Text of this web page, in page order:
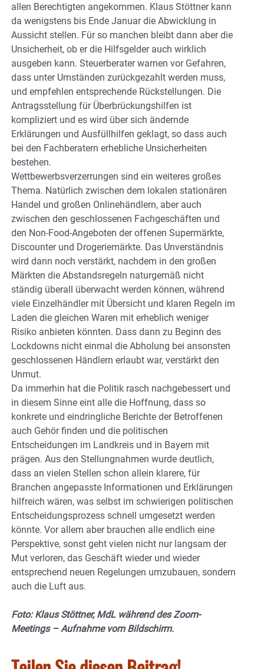
allen Berechtigten angekommen. Klaus Stöttner kann
da wenigstens bis Ende Januar die Abwicklung in
Aussicht stellen. Für so manchen bleibt dann aber die
Unsicherheit, ob er die Hilfsgelder auch wirklich
ausgeben kann. Steuerberater warnen vor Gefahren,
dass unter Umständen zurückgezahlt werden muss,
und empfehlen entsprechende Rückstellungen. Die
Antragsstellung für Überbrückungshilfen ist
kompliziert und es wird über sich ändernde
Erklärungen und Ausfüllhilfen geklagt, so dass auch
bei den Fachberatern erhebliche Unsicherheiten
bestehen.
Wettbewerbsverzerrungen sind ein weiteres großes
Thema. Natürlich zwischen dem lokalen stationären
Handel und großen Onlinehändlern, aber auch
zwischen den geschlossenen Fachgeschäften und
den Non-Food-Angeboten der offenen Supermärkte,
Discounter und Drogeriemärkte. Das Unverständnis
wird dann noch verstärkt, nachdem in den großen
Märkten die Abstandsregeln naturgemäß nicht
ständig überall überwacht werden können, während
viele Einzelhändler mit Übersicht und klaren Regeln im
Laden die gleichen Waren mit erheblich weniger
Risiko anbieten könnten. Dass dann zu Beginn des
Lockdowns nicht einmal die Abholung bei ansonsten
geschlossenen Händlern erlaubt war, verstärkt den
Unmut.
Da immerhin hat die Politik rasch nachgebessert und
in diesem Sinne eint alle die Hoffnung, dass so
konkrete und eindringliche Berichte der Betroffenen
auch Gehör finden und die politischen
Entscheidungen im Landkreis und in Bayern mit
prägen. Aus den Stellungnahmen wurde deutlich,
dass an vielen Stellen schon allein klarere, für
Branchen angepasste Informationen und Erklärungen
hilfreich wären, was selbst im schwierigen politischen
Entscheidungsprozess schnell umgesetzt werden
könnte. Vor allem aber brauchen alle endlich eine
Perspektive, sonst geht vielen nicht nur langsam der
Mut verloren, das Geschäft wieder und wieder
entsprechend neuen Regelungen umzubauen, sondern
auch die Luft aus.
Foto: Klaus Stöttner, MdL während des Zoom-
Meetings – Aufnahme vom Bildschirm.